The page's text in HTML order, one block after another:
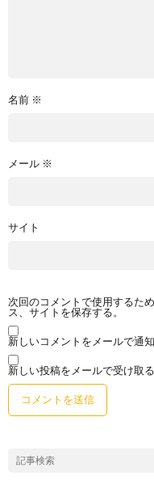
名前 ※
メール ※
サイト
次回のコメントで使用するた
ス、サイトを保存する。
新しいコメントをメールで通知
新しい投稿をメールで受け取る